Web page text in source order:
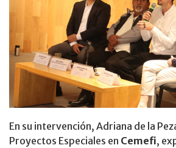
En su intervención, Adriana de la
Proyectos Especiales en Cemefi,